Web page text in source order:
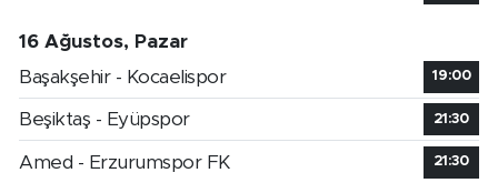
16 Ağustos, Pazar
Başakşehir - Kocaelispor
19:00
Beşiktaş - Eyüpspor 21:30
Amed - Erzurumspor FK 21:30